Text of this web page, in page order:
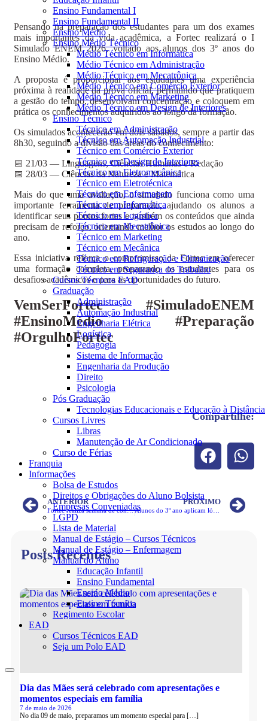
Ensino Fundamental I
Ensino Fundamental II
Ensino Médio
Ensino Médio Técnico
Médio Técnico em Informática
Médio Técnico em Administração
Médio Técnico em Mecatrônica
Médio Técnico em Comércio Exterior
Médio Técnico em Marketing
Médio Técnico em Design de Interiores
Ensino Técnico
Técnico em Administração
Técnico em Automação Industrial
Técnico em Comércio Exterior
Técnico em Design de Interiores
Técnico em Eletromecânica
Técnico em Eletrotécnica
Técnico em Enfermagem
Técnico em Informática
Técnico em Logística
Técnico em Mecatrônica
Técnico em Marketing
Técnico em Mecânica
Técnico em Refrigeração e Climatização
Técnico em Segurança do Trabalho
Cursos Técnicos EAD
Graduação
Administração
Automação Industrial
Engenharia Elétrica
Logística
Pedagogia
Sistema de Informação
Engenharia da Produção
Direito
Psicologia
Pós Graduação
Tecnologias Educacionais e Educação à Distância
Cursos Livres
Libras
Manutenção de Ar Condicionado
Curso de Férias
Franquia
Informações
Bolsa de Estudos
Direitos e Obrigações do Aluno Bolsista
Empresas Conveniadas
LGPD
Lista de Material
Manual de Estágio – Cursos Técnicos
Manual de Estágio – Enfermagem
Manual do Aluno
Educação Infantil
Ensino Fundamental
Ensino Médio
Ensino Técnico
Regimento Escolar
EAD
Cursos Técnicos EAD
Seja um Polo EAD
Pensando na preparação dos estudantes para um dos exames
mais importantes da vida acadêmica, a Fortec realizará o I
Simulado ENEM 2026, voltado aos alunos dos 3º anos do
Ensino Médio.
A proposta é proporcionar aos estudantes uma experiência
próxima à realidade da prova oficial, permitindo que pratiquem
a gestão do tempo, desenvolvam concentração e coloquem em
prática os conhecimentos adquiridos ao longo da formação.
Os simulados acontecerão em dois sábados, sempre a partir das
8h30, seguindo a divisão das áreas do conhecimento:
📅 21/03 — Linguagens, Ciências Humanas e Redação
📅 28/03 — Ciências da Natureza e Matemática
Mais do que uma avaliação, o simulado funciona como uma
importante ferramenta de preparação, ajudando os alunos a
identificar seus pontos fortes e também os conteúdos que ainda
precisam de reforço, orientando melhor os estudos ao longo do
ano.
Essa iniciativa reforça o compromisso da Fortec em oferecer
uma formação completa, preparando os estudantes para os
desafios acadêmicos e para as oportunidades do futuro.
VemSerFortec #SimuladoENEM
#EnsinoMédio #Preparação
#OrgulhoFortec
Compartilhe:
ANTERIOR
Fortec realiza semana de conscientização e diálogo sobre Bullying
PRÓXIMO
Alunos do 3º ano aplicam lógica e estratégia em aula prática
Posts Recentes
Dia das Mães será celebrado com apresentações e
momentos especiais em família
7 de maio de 2026
No dia 09 de maio, preparamos um momento especial para […]